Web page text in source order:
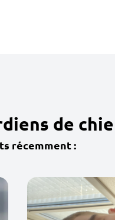
de
récemment :